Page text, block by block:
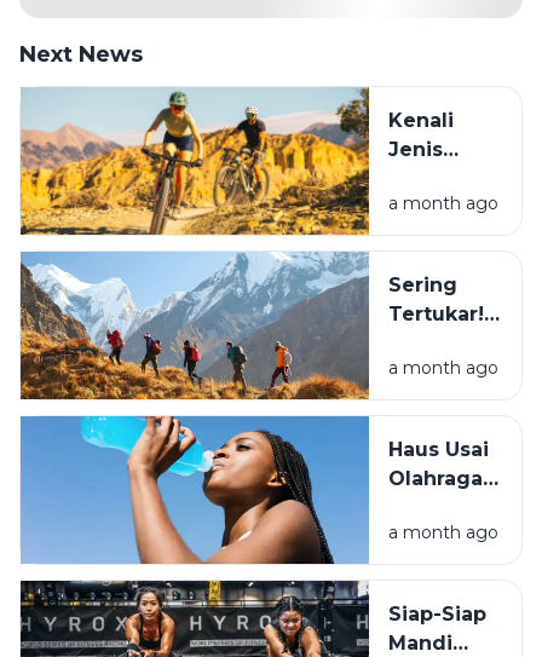
Next News
Kenali
Jenis
Sebelum
Beli: Mana
Cocok
Buat
a month ago
Sering
Tertukar!
Perbedaan
Hiking dan
yang
Wajib
a month ago
Haus Usai
Olahraga?
Beda Air
Biasa dan
Elektrolit
a month ago
Siap-Siap
Mandi